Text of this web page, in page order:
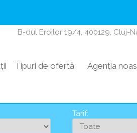
B-dul Eroilor 19/4, 400129, Cluj-
Tipuri de ofertă Agenția
Tarif: